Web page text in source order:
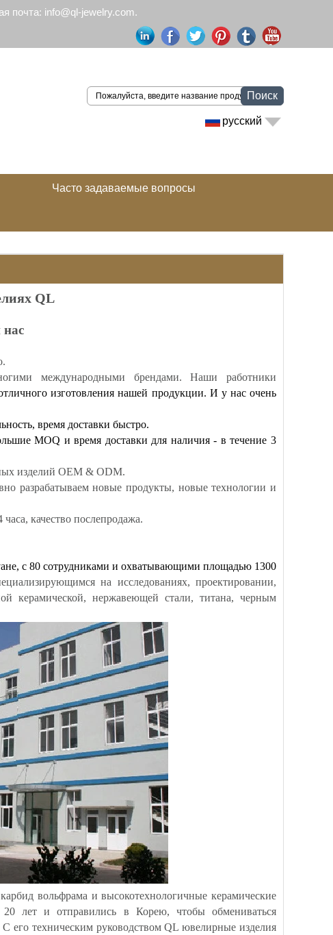
почта: info@ql-jewelry.com.
Поиск
русский
Часто задаваемые вопросы
QL
международными брендами. Наши работники
изготовления нашей продукции. И у нас очень
время доставки быстро.
MOQ и время доставки для наличия - в течение 3
изделий OEM & ODM.
разрабатываем новые продукты, новые технологии и
качество послепродажа.
с 80 сотрудниками и охватывающими площадью 1300
на исследованиях, проектировании,
керамической, нержавеющей стали, титана, черным
вольфрама и высокотехнологичные керамические
20 лет и отправились в Корею, чтобы обмениваться
его техническим руководством QL ювелирные изделия